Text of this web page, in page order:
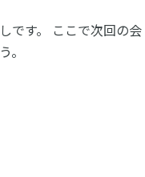
です。 ここで次回の会
。